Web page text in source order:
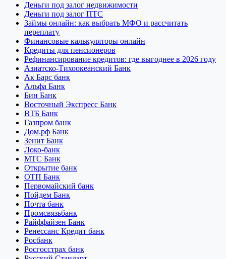
Деньги под залог недвижимости
Деньги под залог ПТС
Займы онлайн: как выбрать МФО и рассчитать
переплату
Финансовые калькуляторы онлайн
Кредиты для пенсионеров
Рефинансирование кредитов: где выгоднее в 2026 году
Азиатско-Тихоокеанский Банк
Ак Барс банк
Альфа Банк
Бин Банк
Восточный Экспресс Банк
ВТБ Банк
Газпром банк
Дом.рф Банк
Зенит Банк
Локо-банк
МТС Банк
Открытие банк
ОТП Банк
Первомайский банк
Пойдем Банк
Почта банк
Промсвязьбанк
Райффайзен Банк
Ренессанс Кредит банк
Росбанк
Росгосстрах банк